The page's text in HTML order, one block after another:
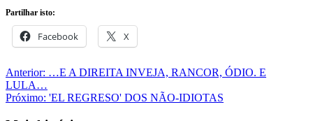
Partilhar isto:
Facebook X
Navegação
de
Anterior: …E A DIREITA INVEJA, RANCOR, ÓDIO. E
LULA…
Próximo: 'EL REGRESO' DOS NÃO-IDIOTAS